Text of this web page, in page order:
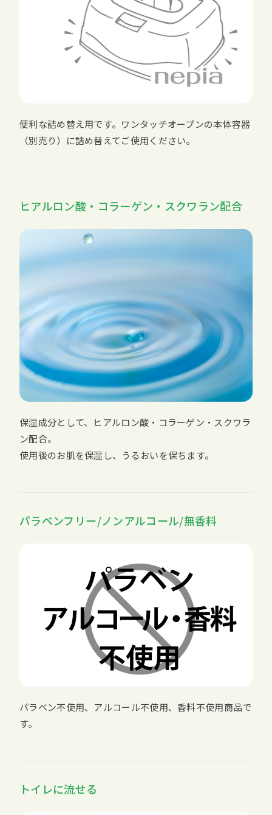
便利な詰め替え用です。ワンタッチオープンの本体容器
（別売り）に詰め替えてご使用ください。
ヒアルロン酸・コラーゲン・スクワラン配合
保湿成分として、ヒアルロン酸・コラーゲン・スクワラ
ン配合。
使用後のお肌を保湿し、うるおいを保ちます。
パラベンフリー/ノンアルコール/無香料
パラベン不使用、アルコール不使用、香料不使用商品で
す。
トイレに流せる